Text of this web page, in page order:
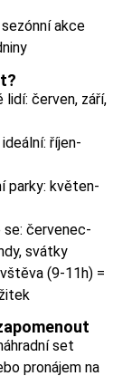
akce
lidí: červen, září,
říjen-
parky: květen-
červenec-
svátky
(9-11h) =
set
pronájem na